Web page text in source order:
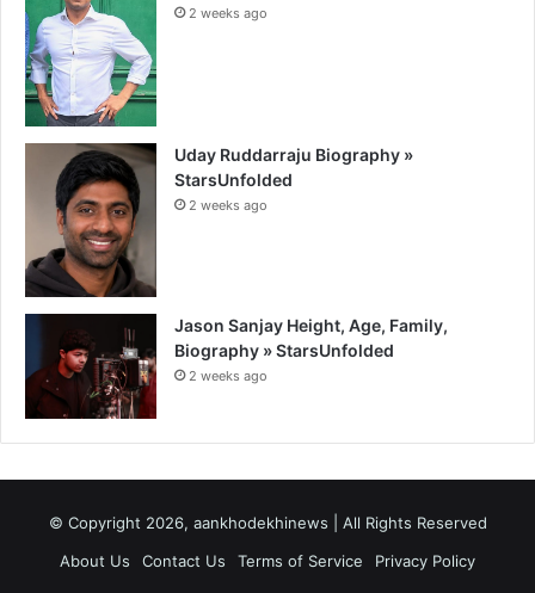
2 weeks ago
Uday Ruddarraju Biography »
StarsUnfolded
2 weeks ago
Jason Sanjay Height, Age, Family,
Biography » StarsUnfolded
2 weeks ago
© Copyright 2026, aankhodekhinews | All Rights Reserved
About Us
Contact Us Terms of Service Privacy Policy